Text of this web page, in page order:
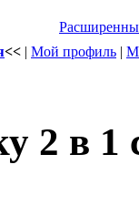
<< | Мой профиль |
2 в 1